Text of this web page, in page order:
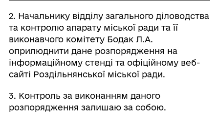
2. Начальнику відділу загального діловодства
та контролю апарату міської ради та її
виконавчого комітету Бодак Л.А.
оприлюднити дане розпорядження на
інформаційному стенді та офіційному веб-
сайті Роздільнянської міської ради.
3. Контроль за виконанням даного
розпорядження залишаю за собою.